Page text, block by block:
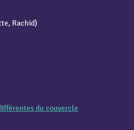
Rachid)
du couvercle